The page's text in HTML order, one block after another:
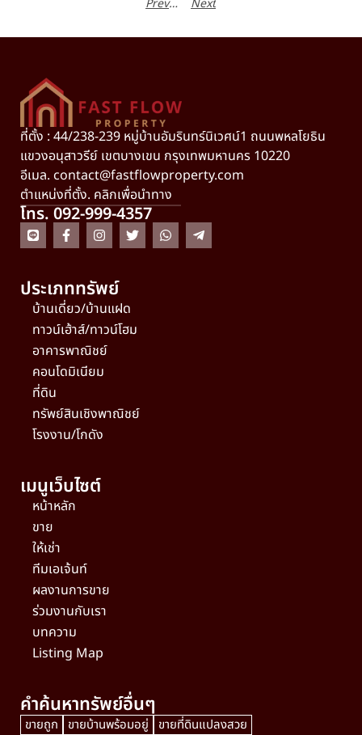
ที่ตั้ง : 44/238-239 หมู่บ้านอัมรินทร์นิเวศน์1 ถนนพหลโยธิน
แขวงอนุสาวรีย์ เขตบางเขน กรุงเทพมหานคร 10220
อีเมล. contact@fastflowproperty.com
ตำแหน่งที่ตั้ง. คลิกเพื่อนำทาง
โทร. 092-999-4357
ประเภททรัพย์
บ้านเดี่ยว/บ้านแฝด
ทาวน์เฮ้าส์/ทาวน์โฮม
อาคารพาณิชย์
คอนโดมิเนียม
ที่ดิน
ทรัพย์สินเชิงพาณิชย์
โรงงาน/โกดัง
เมนูเว็บไซต์
หน้าหลัก
ขาย
ให้เช่า
ทีมเอเจ้นท์
ผลงานการขาย
ร่วมงานกับเรา
บทความ
Listing Map
คำค้นหาทรัพย์อื่นๆ
ขายถูก ขายบ้านพร้อมอยู่ ขายที่ดินแปลงสวย